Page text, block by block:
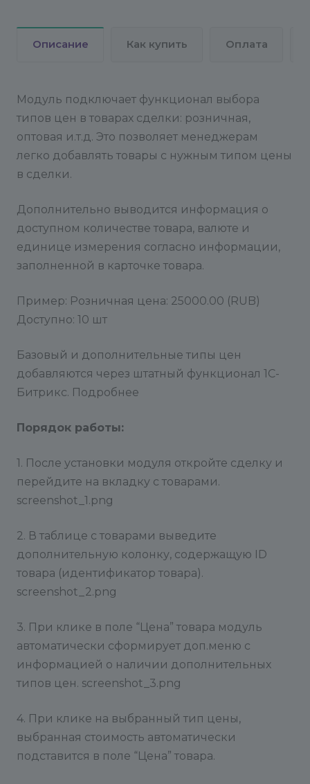
Описание Как купить Оплата
Модуль подключает функционал выбора
типов цен в товарах сделки: розничная,
оптовая и.т.д. Это позволяет менеджерам
легко добавлять товары с нужным типом цены
в сделки.
Дополнительно выводится информация о
доступном количестве товара, валюте и
единице измерения согласно информации,
заполненной в карточке товара.
Пример: Розничная цена: 25000.00 (RUB)
Доступно: 10 шт
Базовый и дополнительные типы цен
добавляются через штатный функционал 1С-
Битрикс. Подробнее
Порядок работы:
1. После установки модуля откройте сделку и
перейдите на вкладку с товарами.
screenshot_1.png
2. В таблице с товарами выведите
дополнительную колонку, содержащую ID
товара (идентификатор товара).
screenshot_2.png
3. При клике в поле “Цена” товара модуль
автоматически сформирует доп.меню с
информацией о наличии дополнительных
типов цен. screenshot_3.png
4. При клике на выбранный тип цены,
выбранная стоимость автоматически
подставится в поле “Цена” товара.